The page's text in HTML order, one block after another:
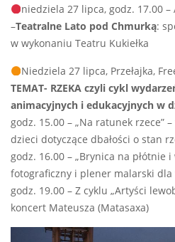
niedziela 27 lipca, godz. 17.00
–Teatralne Lato pod Chmurką:
w wykonaniu Teatru Kukiełka
Niedziela 27 lipca, Przełajka,
TEMAT- RZEKA czyli cykl
animacyjnych i edukacyjnych w
godz. 15.00 – „Na ratunek rzece”
dzieci dotyczące dbałości o stan
godz. 16.00 – „Brynica na płótnie
fotograficzny i plener malarski
godz. 19.00 – Z cyklu „Artyści
koncert Mateusza (Matasaxa)